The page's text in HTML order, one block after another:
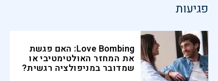
פגיעות
Love Bombing: האם פגשת
את המחזר האולטימטיבי או
שמדובר במניפולציה רגשית?